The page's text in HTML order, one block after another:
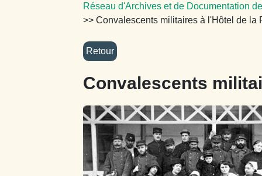
Réseau d'Archives et de Documentation
>> Convalescents militaires à l'Hôtel de la
Convalescents